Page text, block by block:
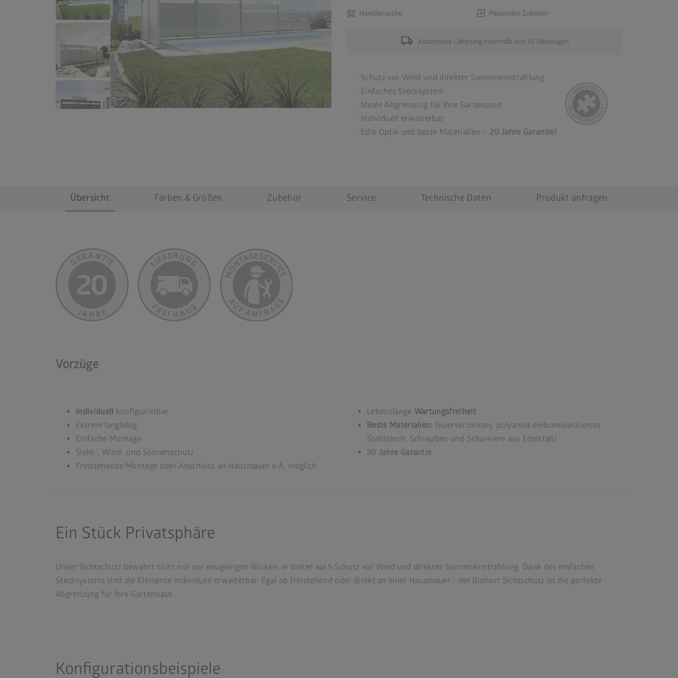
map_search Händlersuche add_box Passendes Zubehör
local_shipping Kostenlose Lieferung innerhalb von 10 Werktagen
Schutz vor Wind und direkter Sonneneinstrahlung
Einfaches Stecksystem
Ideale Abgrenzung für Ihre Gartenoase
Individuell erweiterbar
Edle Optik und beste Materialien – 20 Jahre Garantie!
Übersicht Farben & Größen Zubehör Service Technische Daten Produkt anfragen
Vorzüge
Individuell konfigurierbar
Extrem langlebig
Einfache Montage
Sicht-, Wind- und Sonnenschutz
Freistehende Montage oder Anschluss an Hausmauer o.Ä. möglich
Lebenslange Wartungsfreiheit
Beste Materialien: feuerverzinktes, polyamid-einbrennlackiertes
Stahlblech, Schrauben und Scharniere aus Edelstahl
20 Jahre Garantie
Ein Stück Privatsphäre
Unser Sichtschutz bewahrt nicht nur vor neugierigen Blicken, er bietet auch Schutz vor Wind und direkter Sonneneinstrahlung. Dank des einfachen
Stecksystems sind die Elemente individuell erweiterbar. Egal ob freistehend oder direkt an einer Hausmauer - der Biohort Sichtschutz ist die perfekte
Abgrenzung für Ihre Gartenoase.
Konfigurationsbeispiele